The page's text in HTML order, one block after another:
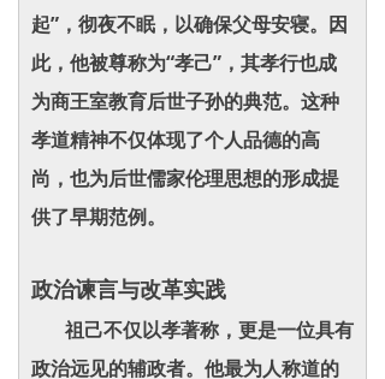
起”，彻夜不眠，以确保父母安寝。因
此，他被尊称为“孝己”，其孝行也成
为商王室教育后世子孙的典范。这种
孝道精神不仅体现了个人品德的高
尚，也为后世儒家伦理思想的形成提
供了早期范例。
政治谏言与改革实践
祖己不仅以孝著称，更是一位具有
政治远见的辅政者。他最为人称道的